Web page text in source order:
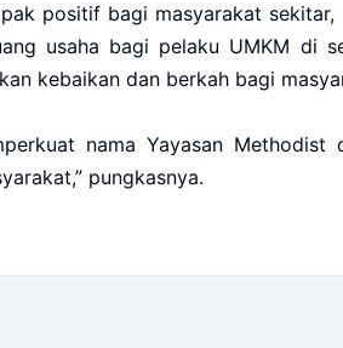
positif bagi masyarakat sekitar,
usaha bagi pelaku UMKM di
kebaikan dan berkah bagi
nama Yayasan Methodist
pungkasnya.